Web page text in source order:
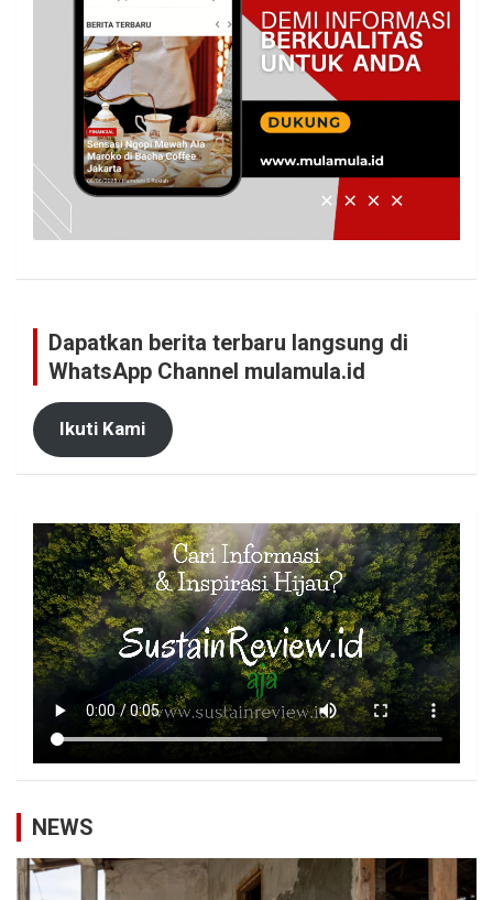
Dapatkan berita terbaru langsung di
WhatsApp Channel mulamula.id
Ikuti Kami
NEWS